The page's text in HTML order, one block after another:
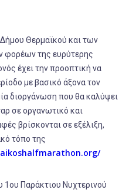
Θερμαϊκού και των
φορέων της ευρύτερης
έχει την προοπτική να
με βασικό άξονα τον
διοργάνωση που θα καλύψει
σε οργανωτικό και
βρίσκονται σε εξέλιξη,
τόπο της
.org/
Παράκτιου Νυχτερινού